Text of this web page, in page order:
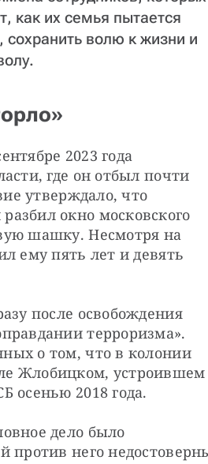
как их семья пытается
сохранить волю к жизни и
2023 года
где он отбыл почти
утверждало, что
окно московского
шашку. Несмотря на
ему пять лет и девять
после освобождения
терроризма».
о том, что в колонии
Жлобицком, устроившем
осенью 2018 года.
дело было
против него